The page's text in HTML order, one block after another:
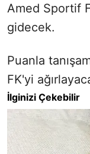
Amed Sportif
gidecek.
Puanla
FK'yi